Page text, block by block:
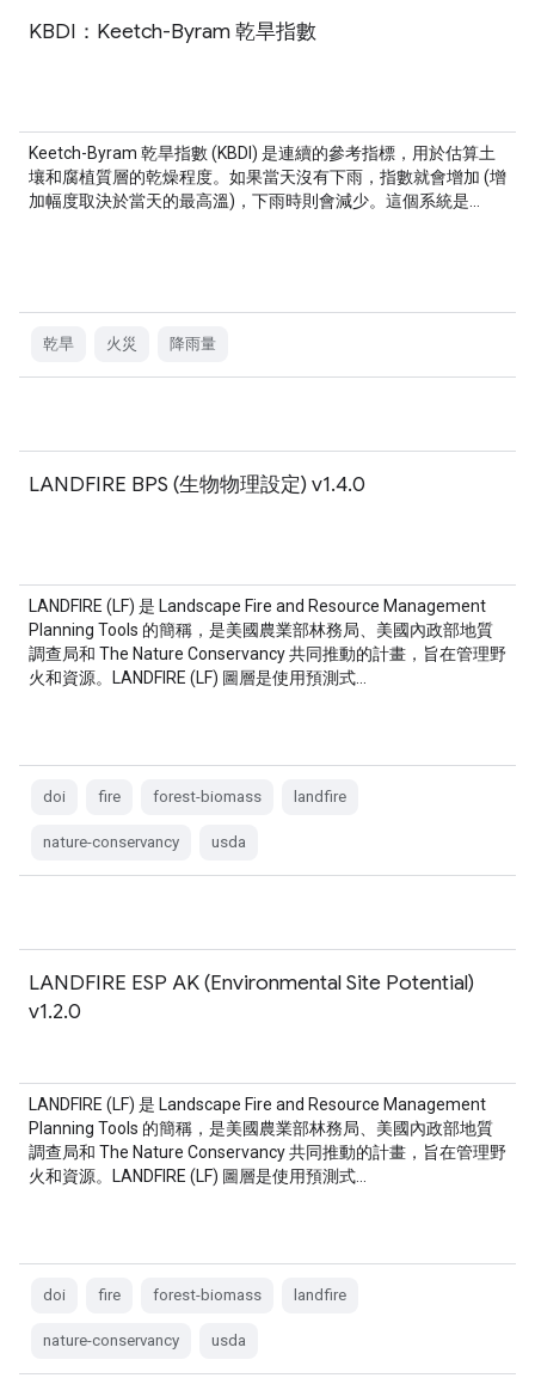
KBDI：Keetch-Byram 乾旱指數
Keetch-Byram 乾旱指數 (KBDI) 是連續的參考指標，用於估算土
壤和腐植質層的乾燥程度。如果當天沒有下雨，指數就會增加 (增
加幅度取決於當天的最高溫)，下雨時則會減少。這個系統是…
乾旱 火災 降雨量
LANDFIRE BPS (生物物理設定) v1.4.0
LANDFIRE (LF) 是 Landscape Fire and Resource Management
Planning Tools 的簡稱，是美國農業部林務局、美國內政部地質
調查局和 The Nature Conservancy 共同推動的計畫，旨在管理野
火和資源。LANDFIRE (LF) 圖層是使用預測式…
doi fire forest-biomass landfire
nature-conservancy usda
LANDFIRE ESP AK (Environmental Site Potential)
v1.2.0
LANDFIRE (LF) 是 Landscape Fire and Resource Management
Planning Tools 的簡稱，是美國農業部林務局、美國內政部地質
調查局和 The Nature Conservancy 共同推動的計畫，旨在管理野
火和資源。LANDFIRE (LF) 圖層是使用預測式…
doi fire forest-biomass landfire
nature-conservancy usda